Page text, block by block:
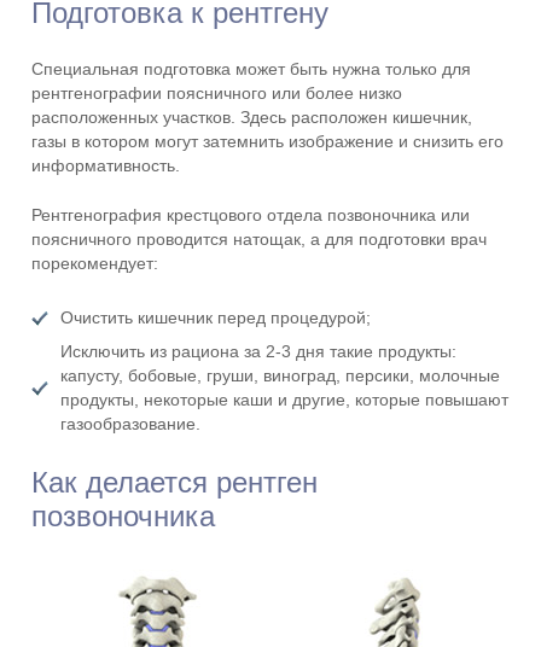
Подготовка к рентгену
Специальная подготовка может быть нужна только для
рентгенографии поясничного или более низко
расположенных участков. Здесь расположен кишечник,
газы в котором могут затемнить изображение и снизить его
информативность.
Рентгенография крестцового отдела позвоночника или
поясничного проводится натощак, а для подготовки врач
порекомендует:
Очистить кишечник перед процедурой;
Исключить из рациона за 2-3 дня такие продукты:
капусту, бобовые, груши, виноград, персики, молочные
продукты, некоторые каши и другие, которые повышают
газообразование.
Как делается рентген
позвоночника